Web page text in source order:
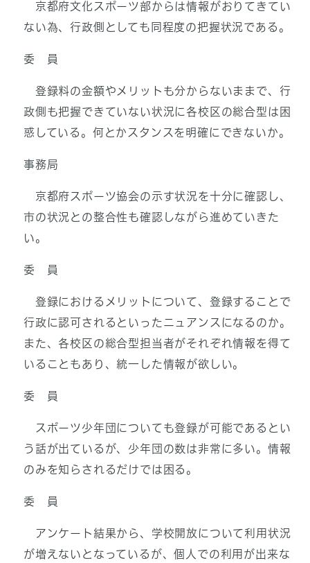
京都府文化スポーツ部からは情報がおりてきてい
ない為、行政側としても同程度の把握状況である。
委 員
登録料の金額やメリットも分からないままで、行
政側も把握できていない状況に各校区の総合型は困
惑している。何とかスタンスを明確にできないか。
事務局
京都府スポーツ協会の示す状況を十分に確認し、
市の状況との整合性も確認しながら進めていきた
い。
委 員
登録におけるメリットについて、登録することで
行政に認可されるといったニュアンスになるのか。
また、各校区の総合型担当者がそれぞれ情報を得て
いることもあり、統一した情報が欲しい。
委 員
スポーツ少年団についても登録が可能であるとい
う話が出ているが、少年団の数は非常に多い。情報
のみを知らされるだけでは困る。
委 員
アンケート結果から、学校開放について利用状況
が増えないとなっているが、個人での利用が出来な